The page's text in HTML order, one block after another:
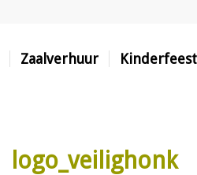
Zaalverhuur
logo_veilighonk